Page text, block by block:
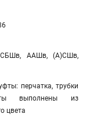
ААШв, (А)СШв,
перчатка, трубки
выполнены из
цвета